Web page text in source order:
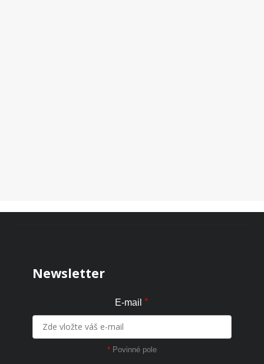
Newsletter
E-mail *
* Povinné pole